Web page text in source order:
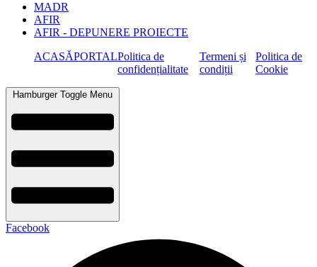
MADR
AFIR
AFIR - DEPUNERE PROIECTE
ACASĂPORTALPolitica de
confidențialitate
Termeni și
condiții
Politica de
Cookie
Hamburger Toggle Menu
Facebook